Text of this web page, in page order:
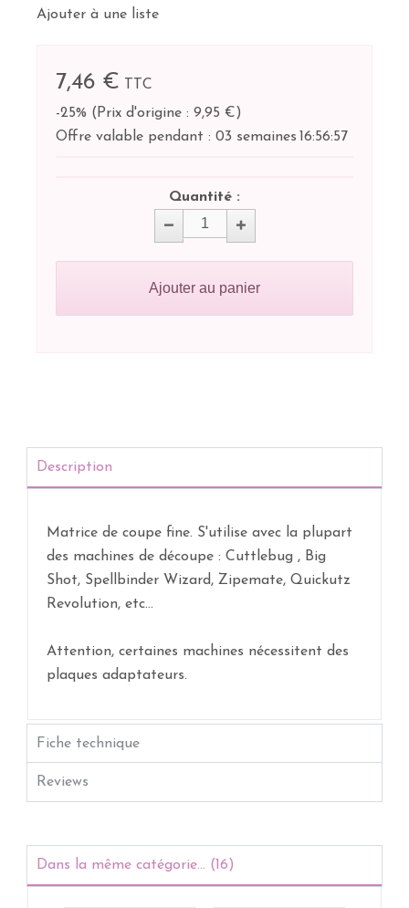
Ajouter à une liste
7,46 €
TTC
-25% ( Prix d'origine : 9,95 €)
Offre valable pendant : 03 semaines 16:56:57
Quantité :
Ajouter au panier
Description
Matrice de coupe fine. S'utilise avec la plupart
des machines de découpe : Cuttlebug , Big
Shot, Spellbinder Wizard, Zipemate, Quickutz
Revolution, etc...
Attention, certaines machines nécessitent des
plaques adaptateurs.
Fiche technique
Reviews
Dans la même catégorie... (16)